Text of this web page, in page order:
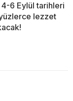
4-6 Eylül tarihleri
lezzet